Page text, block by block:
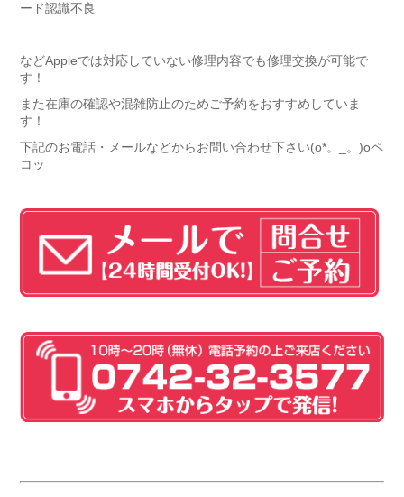
ード認識不良
などAppleでは対応していない修理内容でも修理交換が可能で
す！
また在庫の確認や混雑防止のためご予約をおすすめしていま
す！
下記のお電話・メールなどからお問い合わせ下さい(o*。_。)oペ
コッ